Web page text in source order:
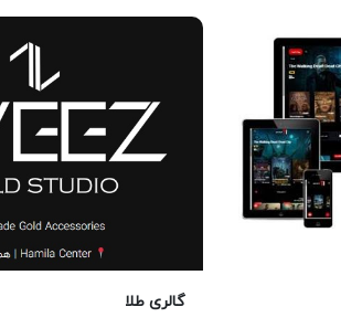
گالری طلا